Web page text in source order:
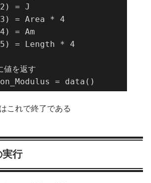
= J
= Area * 4
= Am
= Length * 4
値を返す
= data()
これで終了である
実行